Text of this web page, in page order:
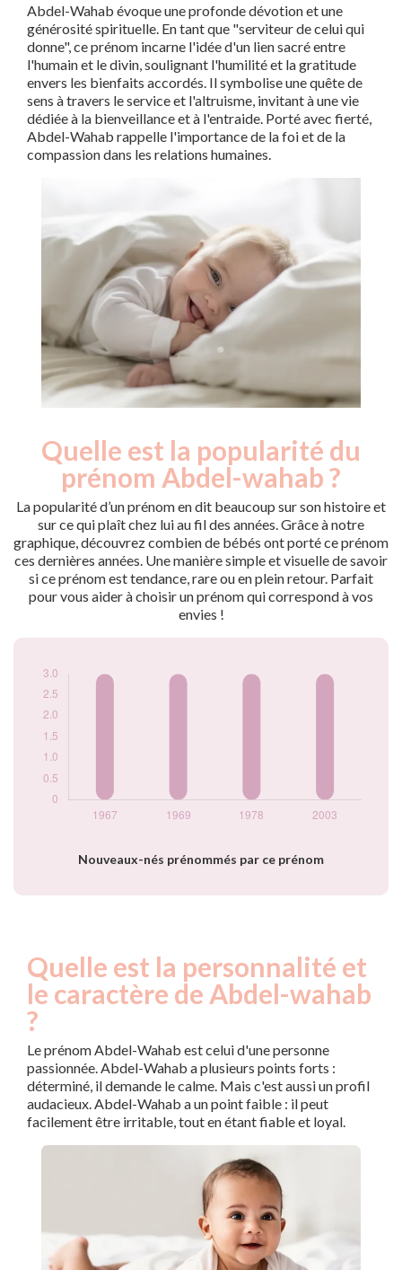
Abdel-Wahab évoque une profonde dévotion et une
générosité spirituelle. En tant que "serviteur de celui qui
donne", ce prénom incarne l'idée d'un lien sacré entre
l'humain et le divin, soulignant l'humilité et la gratitude
envers les bienfaits accordés. Il symbolise une quête de
sens à travers le service et l'altruisme, invitant à une vie
dédiée à la bienveillance et à l'entraide. Porté avec fierté,
Abdel-Wahab rappelle l'importance de la foi et de la
compassion dans les relations humaines.
Quelle est la popularité du
prénom Abdel-wahab ?
La popularité d’un prénom en dit beaucoup sur son histoire et
sur ce qui plaît chez lui au fil des années. Grâce à notre
graphique, découvrez combien de bébés ont porté ce prénom
ces dernières années. Une manière simple et visuelle de savoir
si ce prénom est tendance, rare ou en plein retour. Parfait
pour vous aider à choisir un prénom qui correspond à vos
envies !
Nouveaux-nés prénommés par ce prénom
Popularité du
prénom Abdel-
wahab par année
Année
Nouveaux-
nés
1969
3
1978
3
2003
3
Quelle est la personnalité et
le caractère de Abdel-wahab
?
Le prénom Abdel-Wahab est celui d'une personne
passionnée. Abdel-Wahab a plusieurs points forts :
déterminé, il demande le calme. Mais c'est aussi un profil
audacieux. Abdel-Wahab a un point faible : il peut
facilement être irritable, tout en étant fiable et loyal.